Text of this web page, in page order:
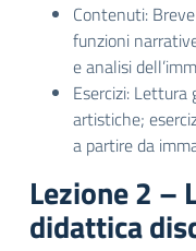
Contenuti:
funzioni
e analisi
Esercizi:
artistiche;
a partire da
Lezione 2 –
didattica